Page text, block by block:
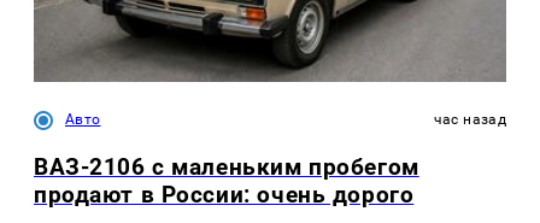
Авто час назад
ВАЗ-2106 с маленьким пробегом
продают в России: очень дорого